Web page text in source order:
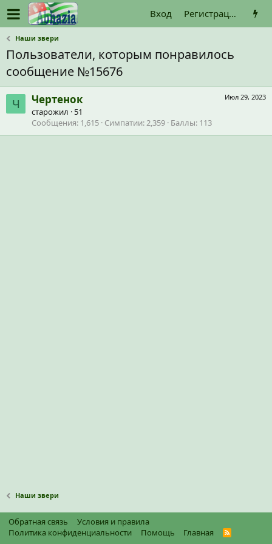
Вход Регистрация
Наши звери
Пользователи, которым понравилось
сообщение №15676
Ч
Июл 29, 2023
Чертенок
старожил · 51
Сообщения 1,615 Симпатии 2,359 Баллы 113
Наши звери
Обратная связь
Условия и правила
Политика конфиденциальности
Помощь Главная
R